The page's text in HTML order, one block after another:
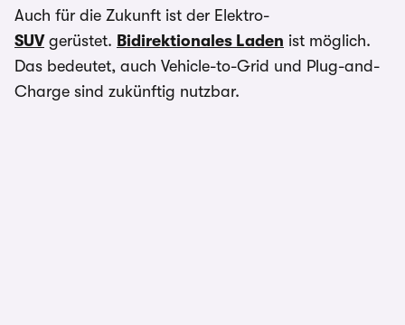
Auch für die Zukunft ist der Elektro-
SUVgerüstet. Bidirektionales Laden ist möglich.
Das bedeutet, auch Vehicle-to-Grid und Plug-and-
Charge sind zukünftig nutzbar.